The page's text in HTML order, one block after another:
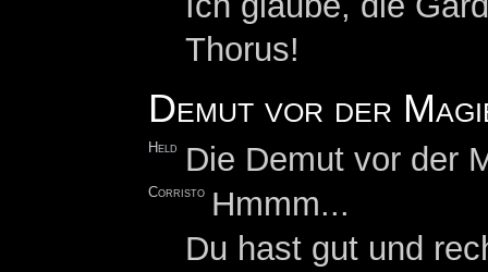
Thorus!
Demut vor der
Held Die Demut vor der
Corristo Hmmm...
Du hast gut und